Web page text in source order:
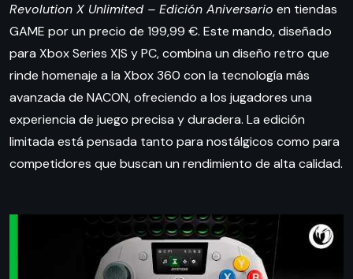
Revolution X Unlimited – Edición Aniversario en tiendas
GAME por un precio de 199,99 €. Este mando, diseñado
para Xbox Series X|S y PC, combina un diseño retro que
rinde homenaje a la Xbox 360 con la tecnología más
avanzada de NACON, ofreciendo a los jugadores una
experiencia de juego precisa y duradera. La edición
limitada está pensada tanto para nostálgicos como para
competidores que buscan un rendimiento de alta calidad.